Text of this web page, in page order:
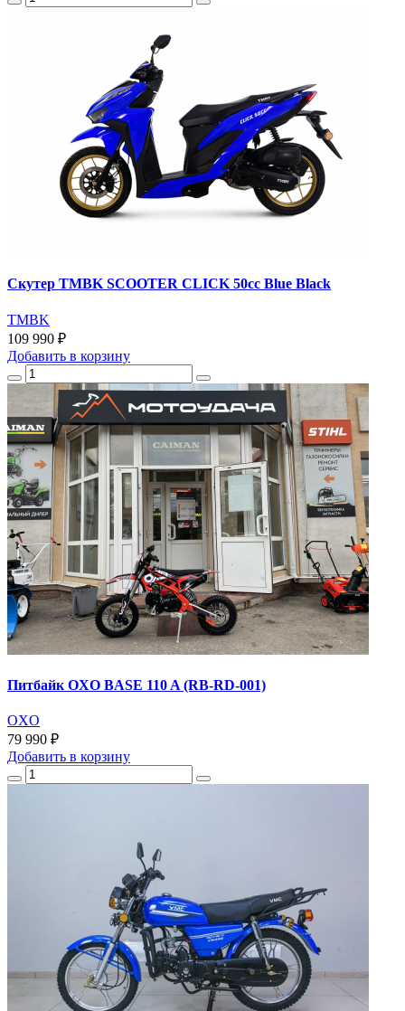
Скутер TMBK SCOOTER CLICK 50cc Blue Black
TMBK
109 990 ₽
Добавить в корзину
Питбайк OXO BASE 110 A (RB-RD-001)
OXO
79 990 ₽
Добавить в корзину